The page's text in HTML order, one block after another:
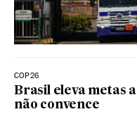
COP26
Brasil eleva metas
não convence